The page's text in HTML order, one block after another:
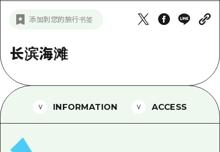
标准
治愈
自然
宫岛周边
短途旅行
东山口
超值的游览门票
广岛免费无线上网
新闻
添加到您的旅行书签
长滨海滩
INFORMATION ACCESS